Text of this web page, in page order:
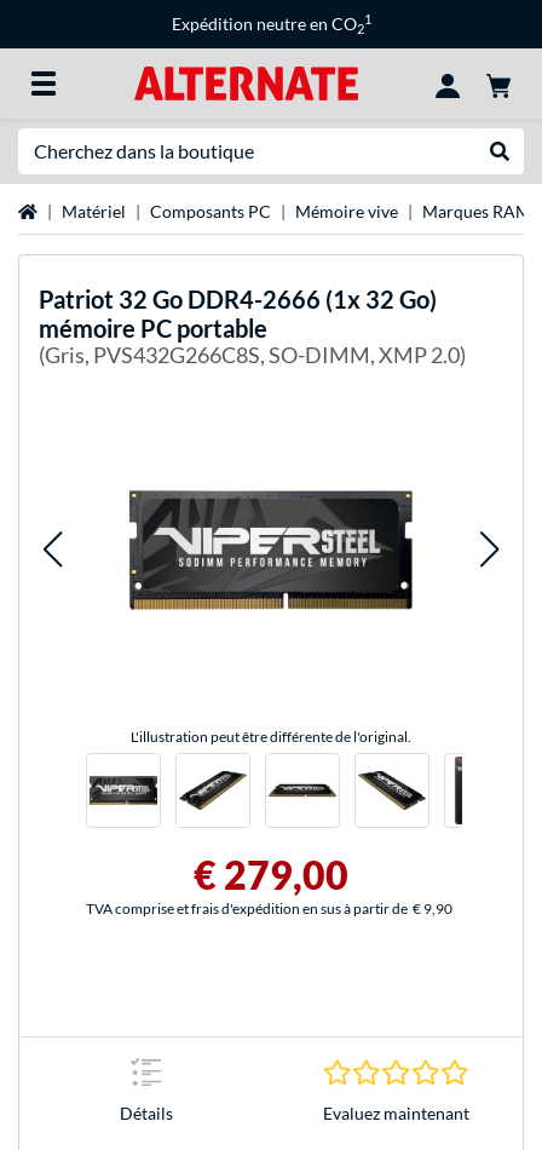
Expédition neutre en CO2
1
Page d'accueil
Matériel Composants PC Mémoire vive Marques RAM
Patriot 32 Go DDR4-2666 (1x 32 Go)
mémoire PC portable
(Gris, PVS432G266C8S, SO-DIMM, XMP 2.0)
L'illustration peut être différente de l'original.
€ 279,00
TVA comprise et frais d'expédition en sus à partir de € 9,90
Détails Evaluez maintenant